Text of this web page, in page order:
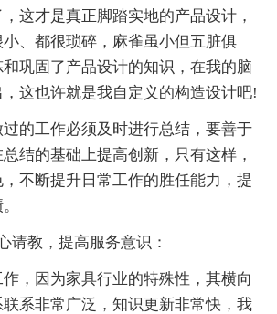
这才是真正脚踏实地的产品设计，
、都很琐碎，麻雀虽小但五脏俱
巩固了产品设计的知识，在我的脑
这也许就是我自定义的构造设计吧!
工作必须及时进行总结，要善于
结的基础上提高创新，只有这样，
不断提升日常工作的胜任能力，提
教，提高服务意识：
因为家具行业的特殊性，其横向
系非常广泛，知识更新非常快，我